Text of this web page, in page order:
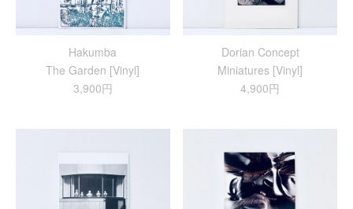
Hakumba
The Garden [Vinyl]
3,900円
Dorian Concept
Miniatures [Vinyl]
4,900円